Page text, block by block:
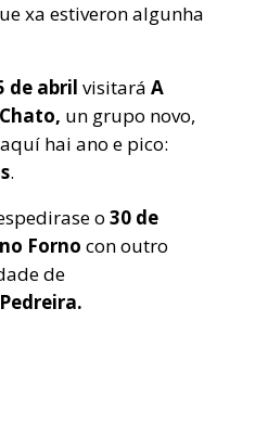
xa estiveron algunha
de abril visitará A
un grupo novo,
hai ano e pico:
.
o 30 de
Forno con outro
de